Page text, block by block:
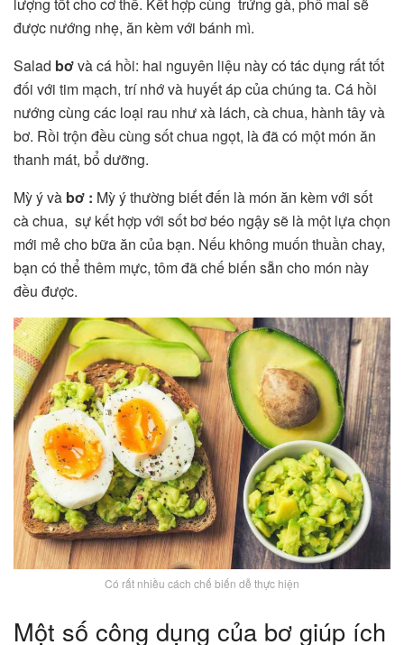
được nướng nhẹ, ăn kèm với bánh mì.
Salad bơvà cá hồi: hai nguyên liệu này có tác dụng rất tốt
đối với tim mạch, trí nhớ và huyết áp của chúng ta. Cá hồi
nướng cùng các loại rau như xà lách, cà chua, hành tây và
bơ. Rồi trộn đều cùng sốt chua ngọt, là đã có một món ăn
thanh mát, bổ dưỡng.
Mỳ ý và bơ : Mỳ ý thường biết đến là món ăn kèm với sốt
cà chua, sự kết hợp với sốt bơ béo ngậy sẽ là một lựa chọn
mới mẻ cho bữa ăn của bạn. Nếu không muốn thuần chay,
bạn có thể thêm mực, tôm đã chế biến sẵn cho món này
đều được.
Có rất nhiều cách chế biến dễ thực hiện
Một số công dụng của bơ giúp ích